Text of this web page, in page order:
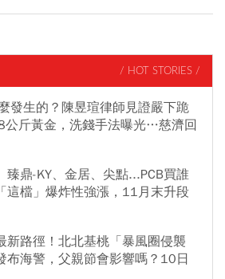
/ HOT STORIES /
發生的？陳昱瑄律師見證嚴下跪
斤黃金，洗錢手法曝光…慈濟回
臻鼎-KY、金居、尖點...PCB買誰
這檔」爆炸性強漲，11月末升段
新路徑！北北基桃「暴風圈侵襲
布海警，父親節會影響嗎？10日